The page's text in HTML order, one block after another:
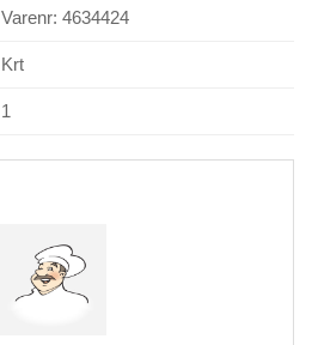
Varenr: 4634424
Krt
1